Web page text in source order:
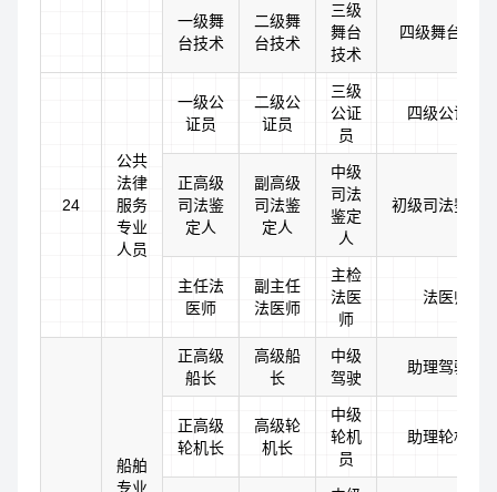
一级舞
台技术
二级舞
台技术
三级
舞台
技术
四级舞台技术
24
公共
法律
服务
专业
人员
一级公
证员
二级公
证员
三级
公证
员
四级公证员
正高级
司法鉴
定人
副高级
司法鉴
定人
中级
司法
鉴定
人
初级司法鉴定
主任法
医师
副主任
法医师
主检
法医
师
法医师
船舶
专业
正高级
船长
高级船
长
中级
驾驶
助理驾驶员
正高级
轮机长
高级轮
机长
中级
轮机
员
助理轮机员